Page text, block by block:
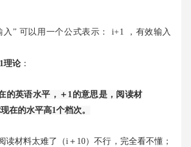
入” 可以用一个公式表示： i+1 ，有效输入
理论 ：
的英语水平，＋1的意思是，阅读材
在的水平高1个档次。
读材料太难了（i＋10）不行，完全看不懂；